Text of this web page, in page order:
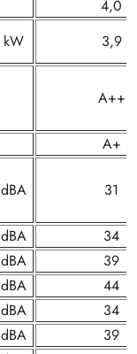
4,0
kW
3,9
A++
A+
dBA 31
dBA
34
dBA
39
dBA
44
dBA
34
dBA
39